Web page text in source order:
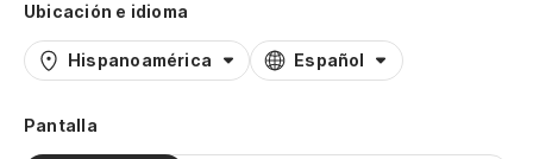
Ubicación e idioma
Hispanoamérica Español
Pantalla